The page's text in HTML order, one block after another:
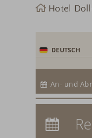
Hotel
DEUTSCH
An- und